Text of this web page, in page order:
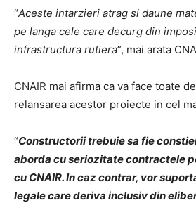
“Aceste intarzieri atrag si daune
pe langa cele care decurg din
infrastructura rutiera”, mai arata
CNAIR mai afirma ca va face toate
relansarea acestor proiecte in cel
“Constructorii trebuie sa fie
aborda cu seriozitate contractele
cu CNAIR. In caz contrar, vor
legale care deriva inclusiv din